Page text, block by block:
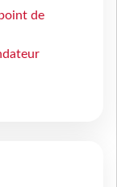
de